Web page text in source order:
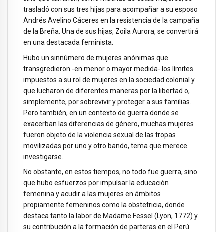
trasladó con sus tres hijas para acompañar a su esposo
Andrés Avelino Cáceres en la resistencia de la campaña
de la Breña. Una de sus hijas, Zoila Aurora, se convertirá
en una destacada feminista.
Hubo un sinnúmero de mujeres anónimas que
transgredieron -en menor o mayor medida- los límites
impuestos a su rol de mujeres en la sociedad colonial y
que lucharon de diferentes maneras por la libertad o,
simplemente, por sobrevivir y proteger a sus familias.
Pero también, en un contexto de guerra donde se
exacerban las diferencias de género, muchas mujeres
fueron objeto de la violencia sexual de las tropas
movilizadas por uno y otro bando, tema que merece
investigarse.
No obstante, en estos tiempos, no todo fue guerra, sino
que hubo esfuerzos por impulsar la educación
femenina y acudir a las mujeres en ámbitos
propiamente femeninos como la obstetricia, donde
destaca tanto la labor de Madame Fessel (Lyon, 1772) y
su contribución a la formación de parteras en el Perú